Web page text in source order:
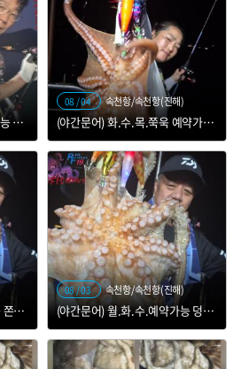
(야간문어) 수.목.쭉욱 예약가능 쫀득쫀득 덩어리 뜬으러 가요~
08 / 04 속천항/속천항(진해)
(야간문어) 화.수.목.쭉욱 예약가능 덩어리 잡으로 가요~
(야간문어) 화.수.목.예약가능 쫀득쫀득 덩어리 뜯으러 가즈아
08 / 03 속천항/속천항(진해)
(야간문어) 월.화.수.예약가능 덩치 덩치들 뜯어러 갑니다